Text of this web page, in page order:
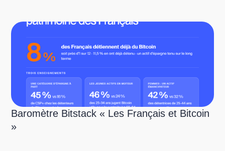
Baromètre Bitstack « Les Français et Bitcoin
»